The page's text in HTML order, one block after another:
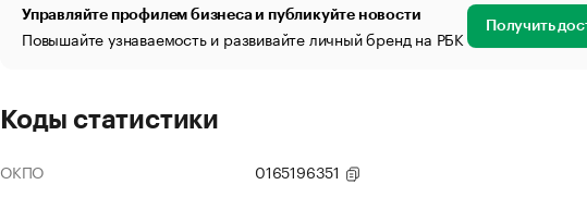
Управляйте профилем бизнеса и публикуйте новости
Повышайте узнаваемость и развивайте личный бренд на РБК Получить
Коды статистики
ОКПО
0165196351